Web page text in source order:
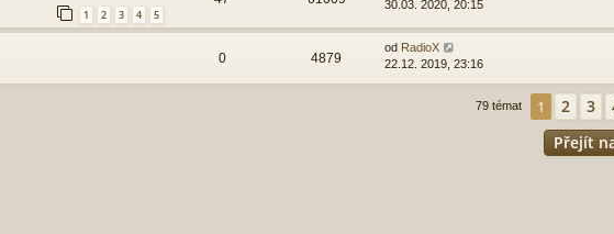
1 2 3 4 5
30.03. 2020, 20:15
0 4879
od RadioX
22.12. 2019, 23:16
79 témat 1 2 3
Přejít